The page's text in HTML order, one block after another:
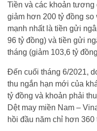
Tiền và các khoản
giảm hơn 200 tỷ đồng
mạnh nhất là tiền gửi
96 tỷ đồng) và tiền gửi
tháng (giảm 103,6 tỷ
Đến cuối tháng 6/2021,
thu ngắn hạn mới của
tỷ đồng và khoản phải
Dệt may miền Nam –
hồi đầu năm chỉ hơn 360